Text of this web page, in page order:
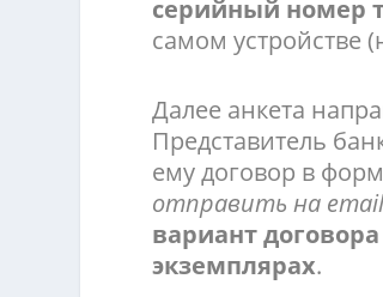
серийный номер
самом устройстве
Далее анкета
Представитель
ему договор в
отправить на email
вариант
экземплярах.